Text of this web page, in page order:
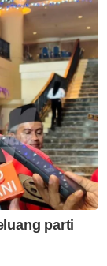
Cik
akibat